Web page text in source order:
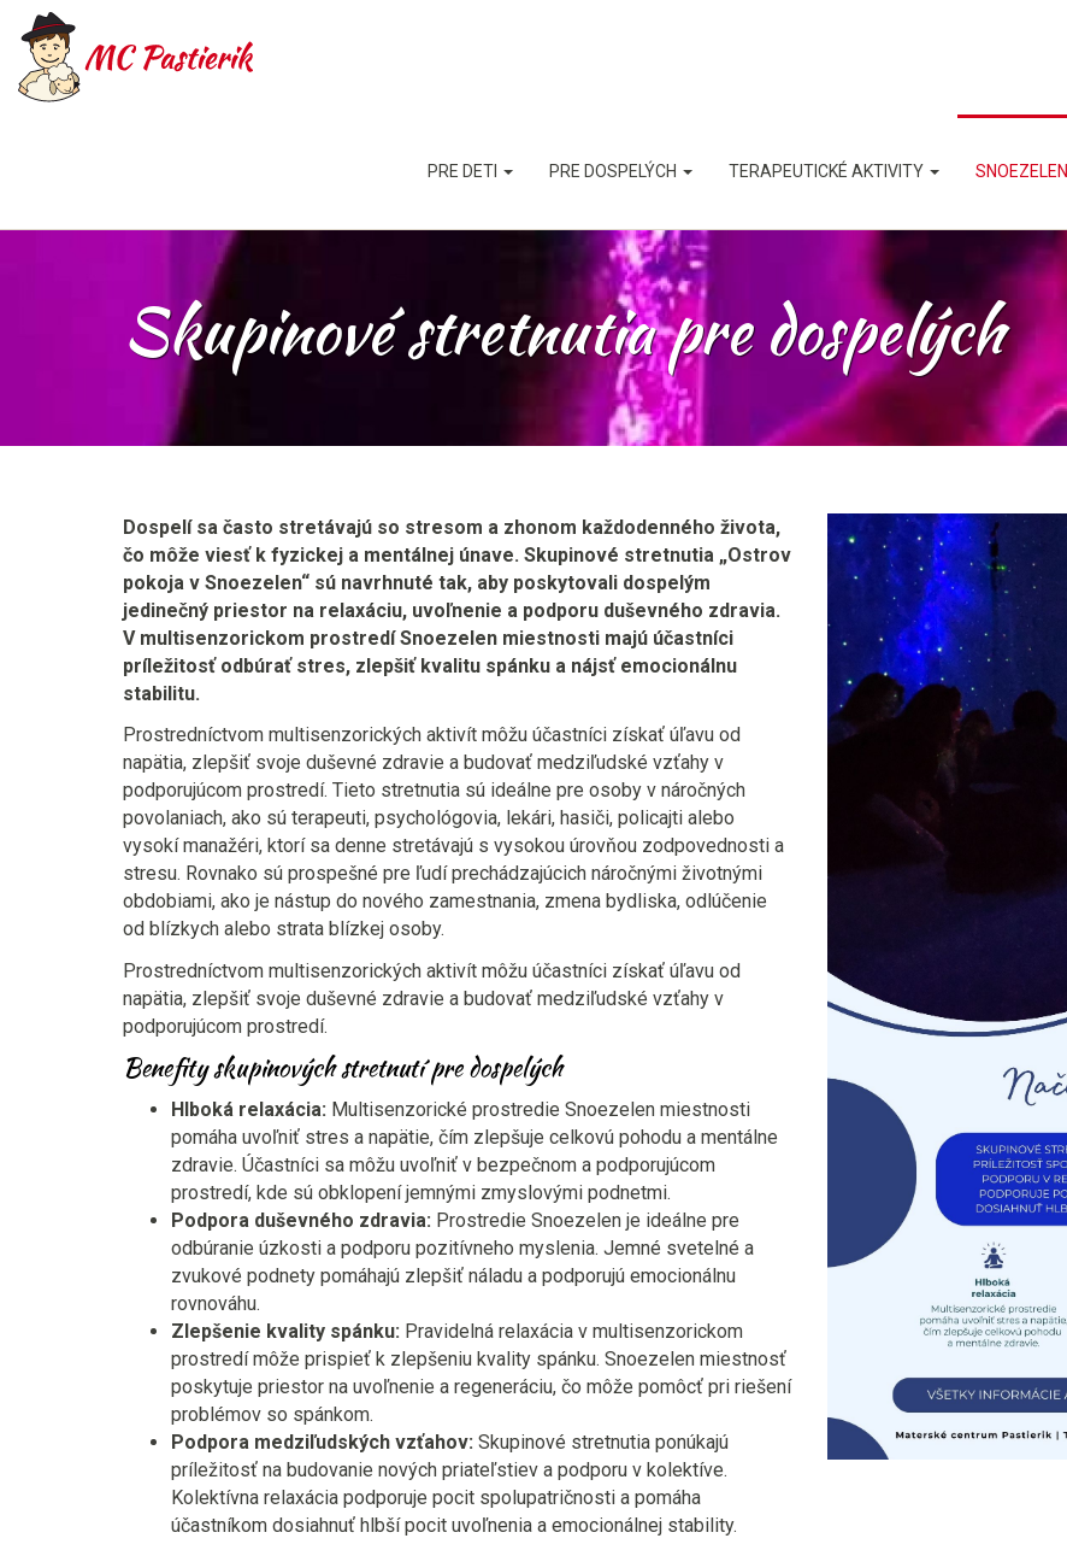
Skip
content
PRE DETI PRE DOSPELÝCH TERAPEUTICKÉ AKTIVITY SNOEZELEN
Skupinové stretnutia pre dospelých
Dospelí sa často stretávajú so stresom a zhonom každodenného života,
čo môže viesť k fyzickej a mentálnej únave. Skupinové stretnutia „Ostrov
pokoja v Snoezelen“ sú navrhnuté tak, aby poskytovali dospelým
jedinečný priestor na relaxáciu, uvoľnenie a podporu duševného zdravia.
V multisenzorickom prostredí Snoezelen miestnosti majú účastníci
príležitosť odbúrať stres, zlepšiť kvalitu spánku a nájsť emocionálnu
stabilitu.
Prostredníctvom multisenzorických aktivít môžu účastníci získať úľavu od
napätia, zlepšiť svoje duševné zdravie a budovať medziľudské vzťahy v
podporujúcom prostredí. Tieto stretnutia sú ideálne pre osoby v náročných
povolaniach, ako sú terapeuti, psychológovia, lekári, hasiči, policajti alebo
vysokí manažéri, ktorí sa denne stretávajú s vysokou úrovňou zodpovednosti a
stresu. Rovnako sú prospešné pre ľudí prechádzajúcich náročnými životnými
obdobiami, ako je nástup do nového zamestnania, zmena bydliska, odlúčenie
od blízkych alebo strata blízkej osoby.
Prostredníctvom multisenzorických aktivít môžu účastníci získať úľavu od
napätia, zlepšiť svoje duševné zdravie a budovať medziľudské vzťahy v
podporujúcom prostredí.
Benefity skupinových stretnutí pre dospelých
Hlboká relaxácia: Multisenzorické prostredie Snoezelen miestnosti
pomáha uvoľniť stres a napätie, čím zlepšuje celkovú pohodu a mentálne
zdravie. Účastníci sa môžu uvoľniť v bezpečnom a podporujúcom
prostredí, kde sú obklopení jemnými zmyslovými podnetmi.
Podpora duševného zdravia: Prostredie Snoezelen je ideálne pre
odbúranie úzkosti a podporu pozitívneho myslenia. Jemné svetelné a
zvukové podnety pomáhajú zlepšiť náladu a podporujú emocionálnu
rovnováhu.
Zlepšenie kvality spánku: Pravidelná relaxácia v multisenzorickom
prostredí môže prispieť k zlepšeniu kvality spánku. Snoezelen miestnosť
poskytuje priestor na uvoľnenie a regeneráciu, čo môže pomôcť pri riešení
problémov so spánkom.
Podpora medziľudských vzťahov: Skupinové stretnutia ponúkajú
príležitosť na budovanie nových priateľstiev a podporu v kolektíve.
Kolektívna relaxácia podporuje pocit spolupatričnosti a pomáha
účastníkom dosiahnuť hlbší pocit uvoľnenia a emocionálnej stability.